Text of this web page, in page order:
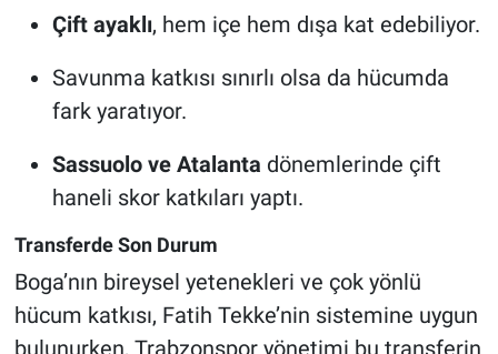
Çift ayaklı, hem içe hem dışa kat edebiliyor.
Savunma katkısı sınırlı olsa da hücumda
fark yaratıyor.
Sassuolo ve Atalanta dönemlerinde çift
haneli skor katkıları yaptı.
Transferde Son Durum
Boga’nın bireysel yetenekleri ve çok yönlü
hücum katkısı, Fatih Tekke’nin sistemine uygun